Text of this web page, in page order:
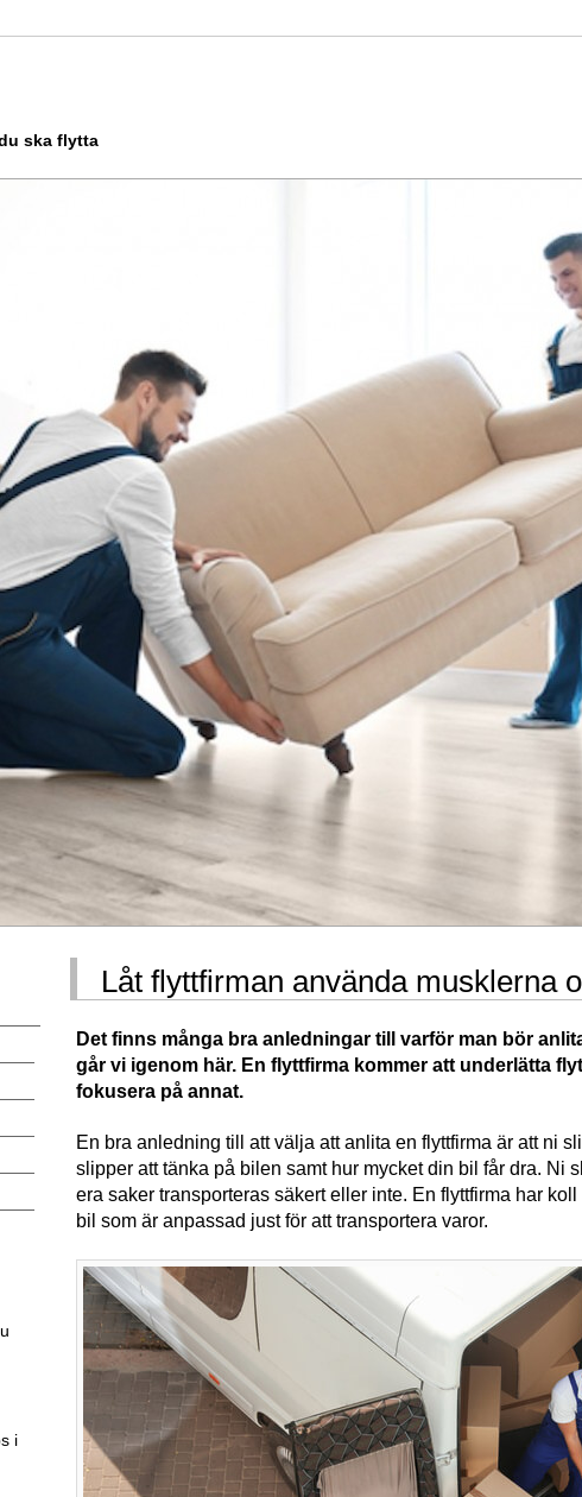
ska flytta
Låt flyttfirman använda musklerna
Det finns många bra anledningar till varför man bör
går vi igenom här. En flyttfirma kommer att underlätta
fokusera på annat.
En bra anledning till att välja att anlita en flyttfirma är att ni
slipper att tänka på bilen samt hur mycket din bil får dra. Ni
era saker transporteras säkert eller inte. En flyttfirma har
bil som är anpassad just för att transportera varor.
i